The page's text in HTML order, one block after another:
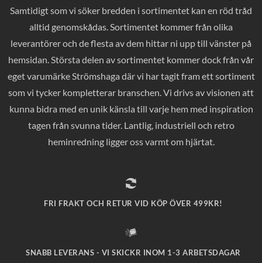
Samtidigt som vi söker bredden i sortimentet kan en röd tråd
alltid genomskådas. Sortimentet kommer från olika
leverantörer och de flesta av dem hittar ni upp till vänster på
hemsidan. Största delen av sortimentet kommer dock från vår
eget varumärke Strömshaga där vi har tagit fram ett sortiment
som vi tycker kompletterar branschen. Vi drivs av visionen att
kunna bidra med en unik känsla till varje hem med inspiration
tagen från svunna tider. Lantlig, industriell och retro
heminredning ligger oss varmt om hjärtat.
FRI FRAKT OCH RETUR VID KÖP ÖVER 499KR!
SNABB LEVERANS - VI SKICKR INOM 1-3 ARBETSDAGAR